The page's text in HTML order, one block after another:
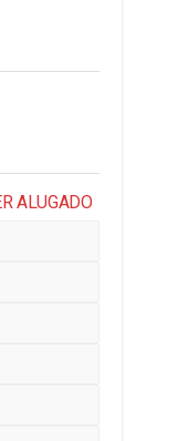
ALUGADO